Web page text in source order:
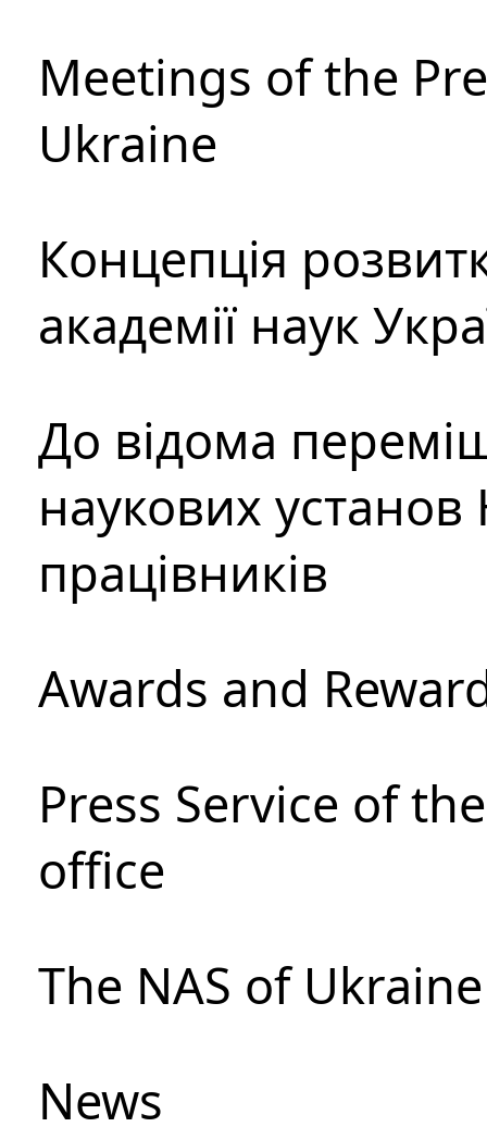
Meetings of the
Ukraine
Концепція
академії наук
До відома
наукових установ
працівників
Awards and
Press Service of
office
The NAS of
News